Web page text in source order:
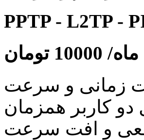
PPTP - L2TP -
10000 تومان
زمانی و سرعت
دو کاربر همزمان
و افت سرعت